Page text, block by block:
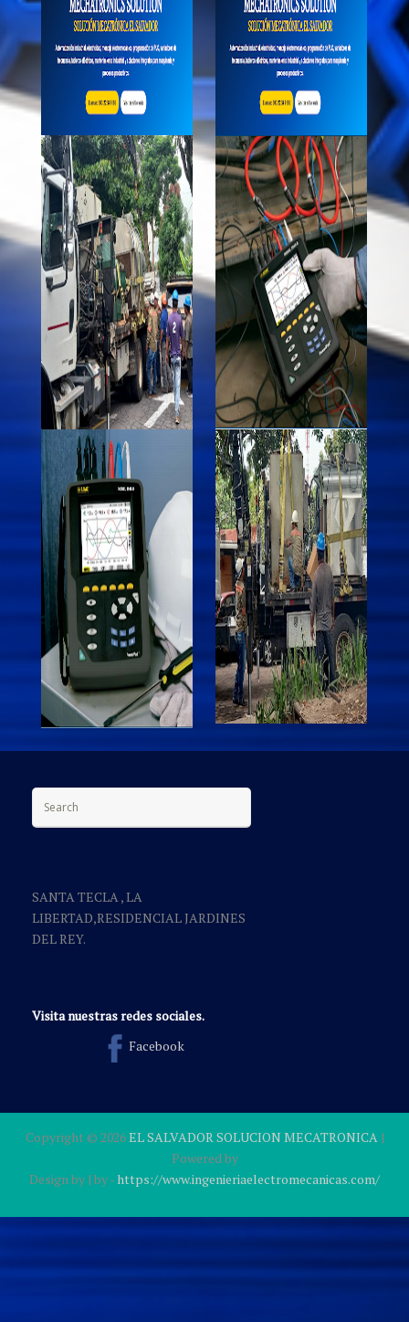
SANTA TECLA , LA
LIBERTAD,RESIDENCIAL JARDINES
DEL REY.
Visita nuestras redes sociales.
Facebook
Copyright © 2026EL SALVADOR SOLUCION MECATRONICA |
Powered by
Design by | by-https://www.ingenieriaelectromecanicas.com/